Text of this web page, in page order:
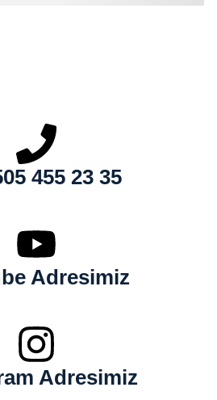
455 23 35
Adresimiz
Adresimiz